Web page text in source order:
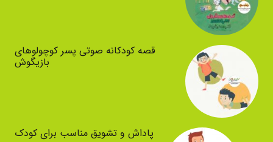
قصه کودکانه صوتی پسر کوچولوهای
بازیگوش
پاداش و تشویق مناسب برای کودک